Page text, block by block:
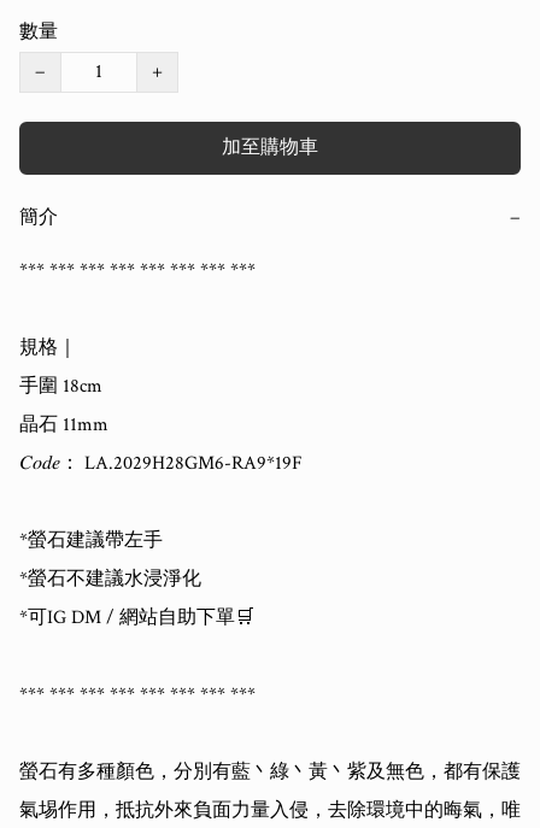
數量
−
+
加至購物車
簡介 −
*** *** *** *** *** *** *** ***
規格｜
手圍 18cm
晶石 11mm
𝐶𝑜𝑑𝑒： LA.2029H28GM6-RA9*19F
*螢石建議帶左手
*螢石不建議水浸淨化
*可IG DM / 網站自助下單🛒
*** *** *** *** *** *** *** ***
螢石有多種顏色，分別有藍丶綠丶黃丶紫及無色，都有保護
氣埸作用，抵抗外來負面力量入侵，去除環境中的晦氣，唯